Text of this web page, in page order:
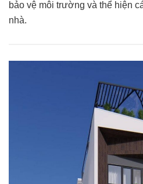
bảo vệ môi trường và thể hiện
nhà.